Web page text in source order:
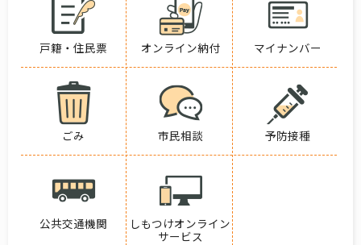
戸籍・住民票 オンライン納付 マイナンバー
ごみ 市民相談 予防接種
公共交通機関
しもつけオンライン
サービス